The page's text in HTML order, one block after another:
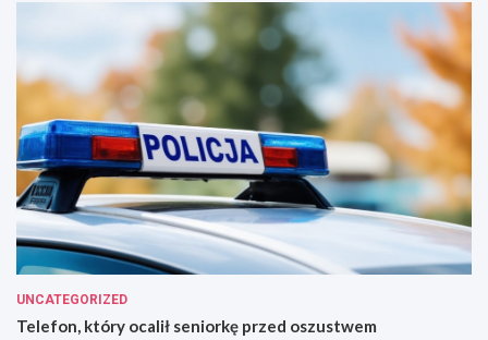
UNCATEGORIZED
Telefon, który ocalił seniorkę przed oszustwem